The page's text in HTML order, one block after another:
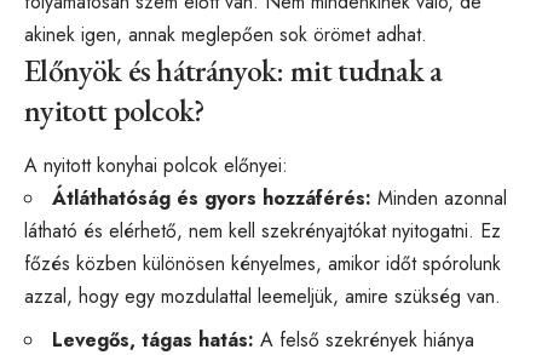
akinek igen, annak meglepően sok örömet adhat.
Előnyök és hátrányok: mit tudnak a
nyitott polcok?
A nyitott konyhai polcok előnyei:
Átláthatóság és gyors hozzáférés: Minden azonnal
látható és elérhető, nem kell szekrényajtókat nyitogatni. Ez
főzés közben különösen kényelmes, amikor időt spórolunk
azzal, hogy egy mozdulattal leemeljük, amire szükség van.
Levegős, tágas hatás: A felső szekrények hiánya